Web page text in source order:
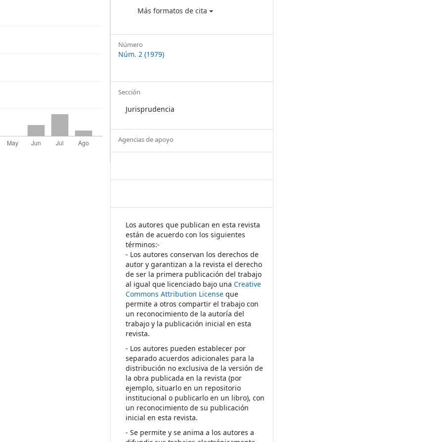
Más formatos de cita
Número
Núm. 2 (1979)
Sección
Jurisprudencia
Agencias de apoyo
Los autores que publican en esta revista
están de acuerdo con los siguientes
términos:-
- Los autores conservan los derechos de
autor y garantizan a la revista el derecho
de ser la primera publicación del trabajo
al igual que licenciado bajo unaCreative
Commons Attribution License que
permite a otros compartir el trabajo con
un reconocimiento de la autoría del
trabajo y la publicación inicial en esta
revista.
- Los autores pueden establecer por
separado acuerdos adicionales para la
distribución no exclusiva de la versión de
la obra publicada en la revista (por
ejemplo, situarlo en un repositorio
institucional o publicarlo en un libro), con
un reconocimiento de su publicación
inicial en esta revista.
- Se permite y se anima a los autores a